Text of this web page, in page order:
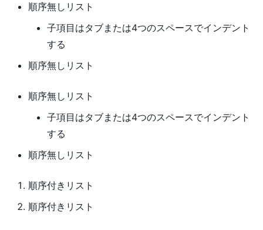
順序無しリスト
子項目はタブまたは4つのスペースでインデント
する
順序無しリスト
順序無しリスト
子項目はタブまたは4つのスペースでインデント
する
順序無しリスト
順序付きリスト
順序付きリスト